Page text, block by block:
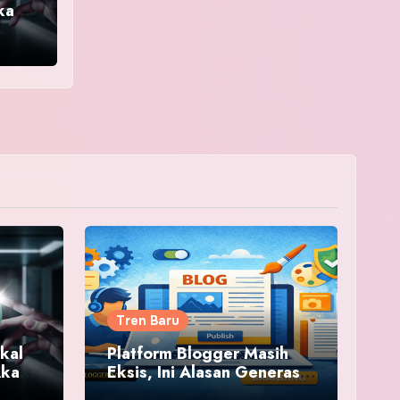
Tren Baru
Platform Blogger Masih
Eksis, Ini Alasan Generasi
Baru Mulai Melirik